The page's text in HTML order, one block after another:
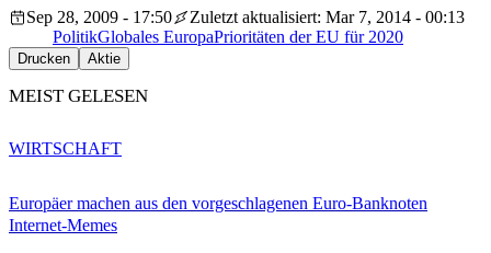
Sep 28, 2009 - 17:50
Zuletzt aktualisiert: Mar 7, 2014 - 00:13
PolitikGlobales EuropaPrioritäten der EU für 2020
Drucken Aktie
MEIST GELESEN
Europäer machen aus den vorgeschlagenen Euro-Banknoten
Internet-Memes
WIRTSCHAFT